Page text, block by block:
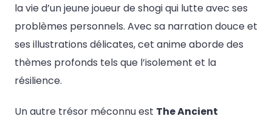
la vie d’un jeune joueur de shogi qui lutte avec ses
problèmes personnels. Avec sa narration douce et
ses illustrations délicates, cet anime aborde des
thèmes profonds tels que l’isolement et la
résilience.
Un autre trésor méconnu est The Ancient